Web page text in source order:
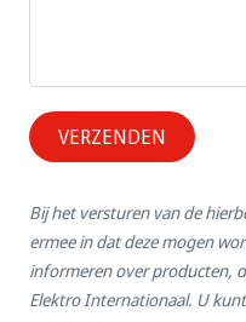
VERZENDEN
Bij het versturen van de
ermee in dat deze mogen
informeren over producten,
Elektro Internationaal. U